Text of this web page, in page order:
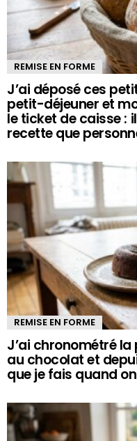
REMISE EN FORME
J’ai déposé ces
petit-déjeuner et
le ticket de caisse :
recette que
REMISE EN FORME
J’ai chronométré
au chocolat et
que je fais quand